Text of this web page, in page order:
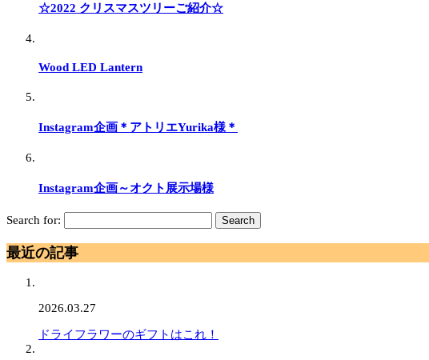
☆2022 クリスマスツリーご紹介☆
Wood LED Lantern
Instagram企画＊アトリエYurika様＊
Instagram企画～オクト展示場様
Search for:
最近の記事
2026.03.27
ドライフラワーのギフトはこれ！